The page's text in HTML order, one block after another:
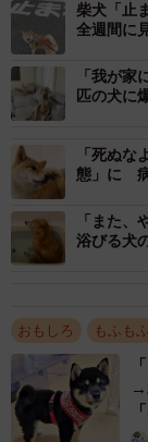
柴犬「止
全週間に
「我が
匹の犬に
「死ぬ
態」に
「また
浴びる犬
おもしろ もふもふ